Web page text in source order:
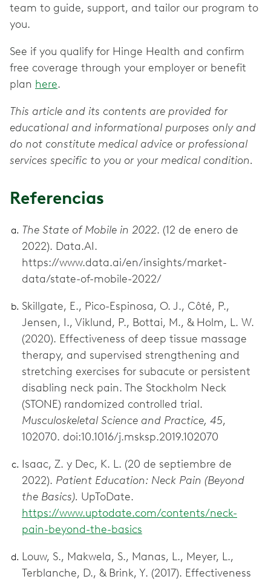
team to guide, support, and tailor our program to
you.
See if you qualify for Hinge Health and confirm
free coverage through your employer or benefit
plan here.
This article and its contents are provided for
educational and informational purposes only and
do not constitute medical advice or professional
services specific to you or your medical condition.
Referencias
The State of Mobile in 2022. (12 de enero de
2022). Data.AI.
https://www.data.ai/en/insights/market-
data/state-of-mobile-2022/
Skillgate, E., Pico-Espinosa, O. J., Côté, P.,
Jensen, I., Viklund, P., Bottai, M., & Holm, L. W.
(2020). Effectiveness of deep tissue massage
therapy, and supervised strengthening and
stretching exercises for subacute or persistent
disabling neck pain. The Stockholm Neck
(STONE) randomized controlled trial.
Musculoskeletal Science and Practice, 45,
102070. doi:10.1016/j.msksp.2019.102070
Isaac, Z. y Dec, K. L. (20 de septiembre de
2022). Patient Education: Neck Pain (Beyond
the Basics). UpToDate.
https://www.uptodate.com/contents/neck-
pain-beyond-the-basics
Louw, S., Makwela, S., Manas, L., Meyer, L.,
Terblanche, D., & Brink, Y. (2017). Effectiveness